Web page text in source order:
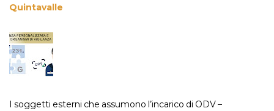
Quintavalle
I soggetti esterni che assumono l’incarico di ODV –